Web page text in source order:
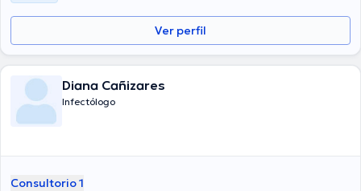
Ver perfil
Diana Cañizares
Infectólogo
Consultorio 1